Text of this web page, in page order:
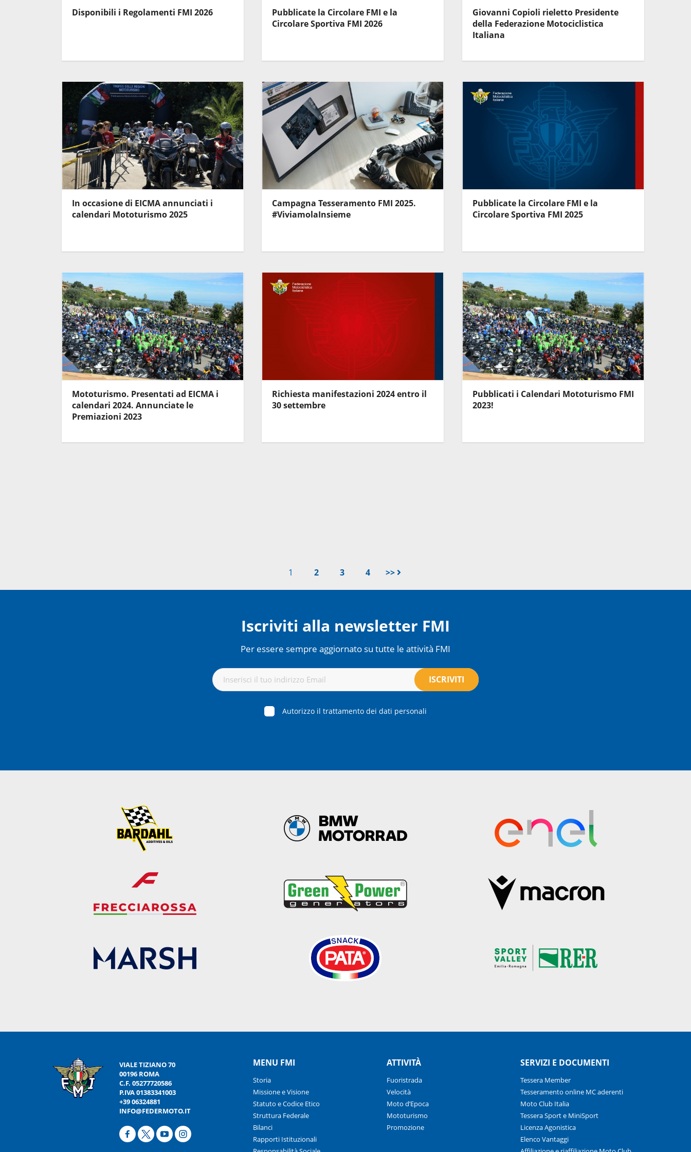
Disponibili i Regolamenti FMI 2026
Pubblicate la Circolare FMI e la
Circolare Sportiva FMI 2026
Giovanni Copioli rieletto Presidente
della Federazione Motociclistica
Italiana
In occasione di EICMA annunciati i
calendari Mototurismo 2025
Campagna Tesseramento FMI 2025.
#ViviamolaInsieme
Pubblicate la Circolare FMI e la
Circolare Sportiva FMI 2025
Mototurismo. Presentati ad EICMA i
calendari 2024. Annunciate le
Premiazioni 2023
Richiesta manifestazioni 2024 entro il
30 settembre
Pubblicati i Calendari Mototurismo FMI
2023!
1 2 3 4 >>
Iscriviti alla newsletter FMI
Per essere sempre aggiornato su tutte le attività FMI
Autorizzo il trattamento dei dati personali
VIALE TIZIANO 70
00196 ROMA
C.F. 05277720586
P.IVA 01383341003
+39 06324881
INFO@FEDERMOTO.IT
MENU FMI
Storia
Missione e Visione
Statuto e Codice Etico
Struttura Federale
Bilanci
Rapporti Istituzionali
ATTIVITÀ
Fuoristrada
Velocità
Moto d’Epoca
Mototurismo
Promozione
SERVIZI E DOCUMENTI
Tessera Member
Tesseramento online MC aderenti
Moto Club Italia
Tessera Sport e MiniSport
Licenza Agonistica
Elenco Vantaggi